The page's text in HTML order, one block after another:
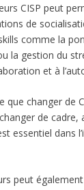
CISP peut
de
comme la
la gestion du
et à
que changer de
de cadre,
essentiel dans
peut